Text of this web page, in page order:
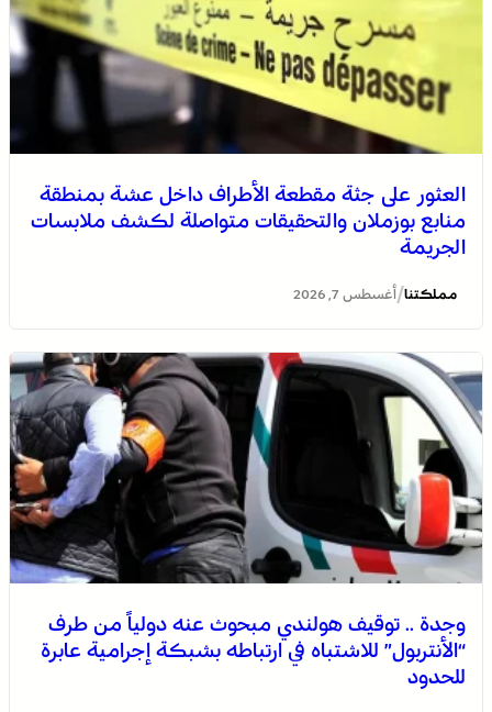
العثور على جثة مقطعة الأطراف داخل عشة بمنطقة
منابع بوزملان والتحقيقات متواصلة لكشف ملابسات
الجريمة
مملكتنا/ أغسطس 7, 2026
وجدة .. توقيف هولندي مبحوث عنه دولياً من طرف
“الأنتربول” للاشتباه في ارتباطه بشبكة إجرامية عابرة
للحدود